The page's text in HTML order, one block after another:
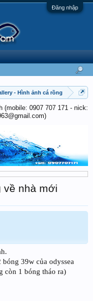
Đăng nhập
- Hình ảnh cá rồng
(mobile: 0907 707 171 - nick:
về nhà mới
39w của odyssea
còn 1 bóng tháo ra)